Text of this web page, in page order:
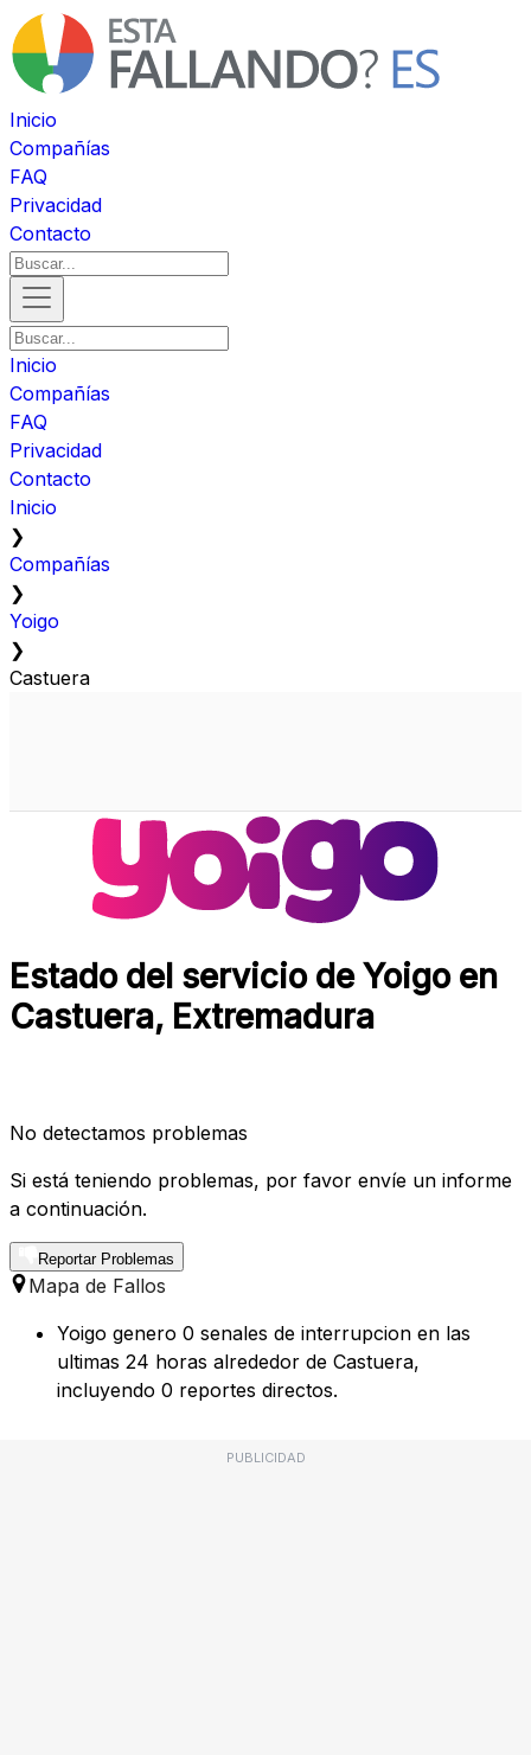
Inicio
Compañías
FAQ
Privacidad
Contacto
Inicio
Compañías
FAQ
Privacidad
Contacto
Inicio
❯
Compañías
❯
Yoigo
❯
Castuera
Estado del servicio de Yoigo en
Castuera, Extremadura
No detectamos problemas
Si está teniendo problemas, por favor envíe un informe
a continuación.
Reportar Problemas
Mapa de Fallos
Yoigo genero 0 senales de interrupcion en las
ultimas 24 horas alrededor de Castuera,
incluyendo 0 reportes directos.
PUBLICIDAD